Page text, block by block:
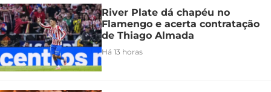
River Plate dá chapéu no
Flamengo e acerta contratação
de Thiago Almada
Há 13 horas